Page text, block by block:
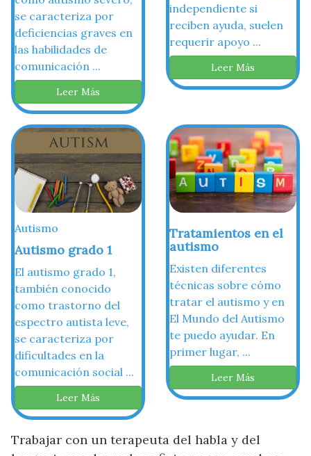
se caracteriza por
deficiencias graves en
las habilidades de
comunicación ...
Leer Más
independiente si
reciben ayuda, suelen
requerir apoyo ...
Leer Más
Autismo
Autismo grado 1
El autismo grado 1,
también conocido
como trastorno del
espectro autista leve,
se caracteriza por
dificultades en la
comunicación social ...
Leer Más
Tratamientos en el
autismo
Existen diferentes
técnicas sobre cómo
tratar el autismo y en
El Mundo del Autismo
te puedo ayudar. En
primer lugar, ...
Leer Más
Trabajar con un terapeuta del habla y del